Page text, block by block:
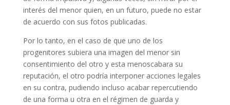
interés del menor quien, en un futuro, puede no estar
de acuerdo con sus fotos publicadas.
Por lo tanto, en el caso de que uno de los
progenitores subiera una imagen del menor sin
consentimiento del otro y esta menoscabara su
reputación, el otro podría interponer acciones legales
en su contra, pudiendo incluso acabar repercutiendo
de una forma u otra en el régimen de guarda y